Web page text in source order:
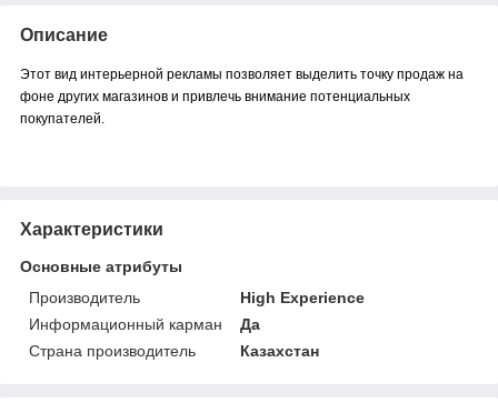
Описание
Этот вид интерьерной рекламы позволяет выделить точку продаж на
фоне других магазинов и привлечь внимание потенциальных
покупателей.
Характеристики
Основные атрибуты
Производитель
High Experience
Информационный карман
Да
Страна производитель
Казахстан